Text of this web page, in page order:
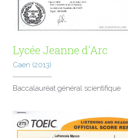
Lycée Jeanne d'Arc
Caen (2013)
Baccalauréat général scientifique